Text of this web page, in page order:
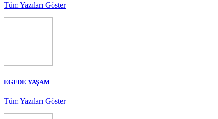
Tüm Yazıları Göster
EGEDE YAŞAM
Tüm Yazıları Göster